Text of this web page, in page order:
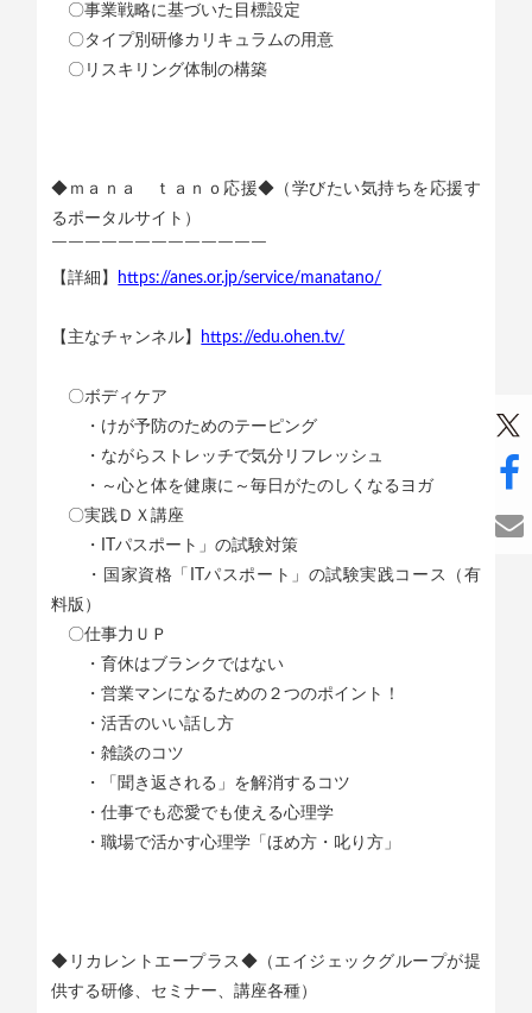
〇事業戦略に基づいた目標設定
〇タイプ別研修カリキュラムの用意
〇リスキリング体制の構築
◆ｍａｎａ ｔａｎｏ応援◆（学びたい気持ちを応援す
るポータルサイト）
￣￣￣￣￣￣￣￣￣￣￣￣￣
【詳細】
https://anes.or.jp/service/manatano/
【主なチャンネル】 https://edu.ohen.tv/
〇ボディケア
・けが予防のためのテーピング
・ながらストレッチで気分リフレッシュ
・～心と体を健康に～毎日がたのしくなるヨガ
〇実践ＤＸ講座
・ITパスポート」の試験対策
・国家資格「ITパスポート」の試験実践コース（有
料版）
〇仕事力ＵＰ
・育休はブランクではない
・営業マンになるための２つのポイント！
・活舌のいい話し方
・雑談のコツ
・「聞き返される」を解消するコツ
・仕事でも恋愛でも使える心理学
・職場で活かす心理学「ほめ方・叱り方」
◆リカレントエープラス◆（エイジェックグループが提
供する研修、セミナー、講座各種）